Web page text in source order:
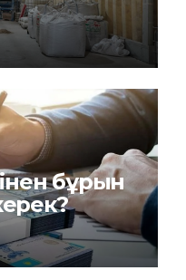
бұрын
керек?